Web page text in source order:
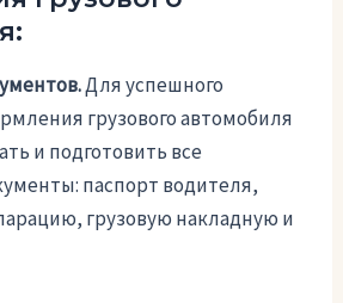
Для успешного
грузового автомобиля
и подготовить все
паспорт водителя,
грузовую накладную и